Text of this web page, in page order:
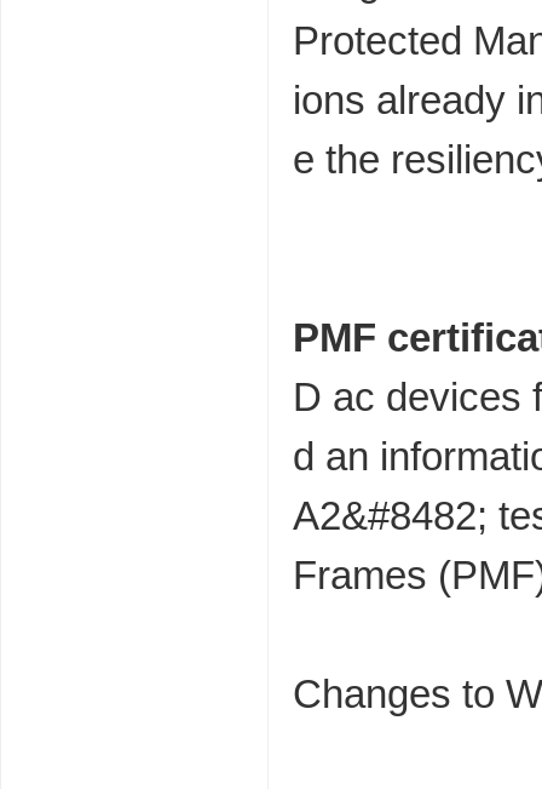
Protected
ions already
e the
PMF
D ac devices
d an
A2&#8482;
Frames
Changes to